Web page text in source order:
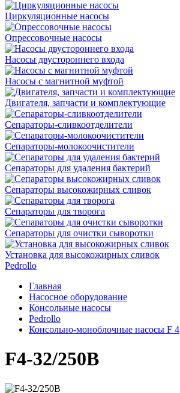
Циркуляционные насосы
Опрессовочные насосы
Насосы двустороннего входа
Насосы с магнитной муфтой
Двигателя, запчасти и комплектующие
Сепараторы-сливкоотделители
Сепараторы-молокоочистители
Сепараторы для удаления бактерий
Сепараторы высокожирных сливок
Сепараторы для творога
Сепараторы для очистки сыворотки
Установка для высокожирных сливок
Pedrollo
Главная
Насосное оборудование
Консольные насосы
Pedrollo
Консольно-моноблочные насосы F 4
F4-32/250B